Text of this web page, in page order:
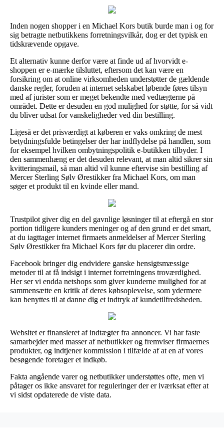
Inden nogen shopper i en Michael Kors butik burde man i og for
sig betragte netbutikkens forretningsvilkår, dog er det typisk en
tidskrævende opgave.
Et alternativ kunne derfor være at finde ud af hvorvidt e-
shoppen er e-mærke tilsluttet, eftersom det kan være en
forsikring om at online virksomheden understøtter de gældende
danske regler, foruden at internet selskabet løbende føres tilsyn
med af jurister som er meget bekendte med vedtægterne på
området. Dette er desuden en god mulighed for støtte, for så vidt
du bliver udsat for vanskeligheder ved din bestilling.
Ligeså er det prisværdigt at køberen er vaks omkring de mest
betydningsfulde betingelser der har indflydelse på handlen, som
for eksempel hvilken ombytningspolitik e-butikken tilbyder. I
den sammenhæng er det desuden relevant, at man altid sikrer sin
kvitteringsmail, så man altid vil kunne eftervise sin bestilling af
Mercer Sterling Sølv Ørestikker fra Michael Kors, om man
søger et produkt til en kvinde eller mand.
Trustpilot giver dig en del gavnlige løsninger til at eftergå en stor
portion tidligere kunders meninger og af den grund er det smart,
at du iagttager internet firmaets anmeldelser af Mercer Sterling
Sølv Ørestikker fra Michael Kors før du placerer din ordre.
Facebook bringer dig endvidere ganske hensigtsmæssige
metoder til at få indsigt i internet forretningens troværdighed.
Her ser vi endda netshops som giver kunderne mulighed for at
sammensætte en kritik af deres købsoplevelse, som ydermere
kan benyttes til at danne dig et indtryk af kundetilfredsheden.
Websitet er finansieret af indtægter fra annoncer. Vi har faste
samarbejder med masser af netbutikker og fremviser firmaernes
produkter, og indtjener kommission i tilfælde af at en af vores
besøgende foretager et indkøb.
Fakta angående varer og netbutikker understøttes ofte, men vi
påtager os ikke ansvaret for reguleringer der er iværksat efter at
vi sidst opdaterede de viste data.